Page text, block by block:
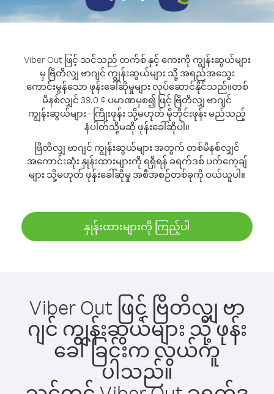
Viber Out ဖြင့် သင်သည် တက်စ် နှင့် ကေးကို ကျွန်းဆွယ်များ
မှ ဗြိတိလျှ ဗာဂျင် ကျွန်းဆွယ်များ သို့ အရည်အသွေး
ကောင်းမွန်သော ဖုန်းခေါ်ဆိုမှုများ လုပ်ဆောင်နိုင်သည်။တစ်
မိနစ်လျှင် 39.0 ¢ ပမာဏမှစ၍ ဖြင့် ဗြိတိလျှ ဗာဂျင်
ကျွန်းဆွယ်များ - ကြိုးဖုန်း သို့မဟုတ် မိုဘိုင်းဖုန်း မည်သည့်
နံပါတ်သို့မဆို ဖုန်းခေါ်ဆိုပါ။
ဗြိတိလျှ ဗာဂျင် ကျွန်းဆွယ်များ အတွက် တစ်မိနစ်လျှင်
အကောင်းဆုံး နှုန်းထားများကို ရရှိရန် ခရက်ဒစ် ပက်ကေ့ချ်
များ သို့မဟုတ် ဖုန်းခေါ်ဆိုမှု အစီအစဉ်တစ်ခုကို ဝယ်ယူပါ။
နှုန်းထားများကို ကြည့်ပါ
Viber Out ဖြင့် ဗြိတိလျှ ဗာ
ဂျင် ကျွန်းဆွယ်များ သို့ ဖုန်း
ခေါ်ခြင်းက လွယ်ကူ
ပါသည်။